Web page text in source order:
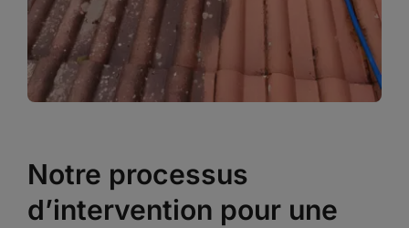
Notre processus
d’intervention pour une